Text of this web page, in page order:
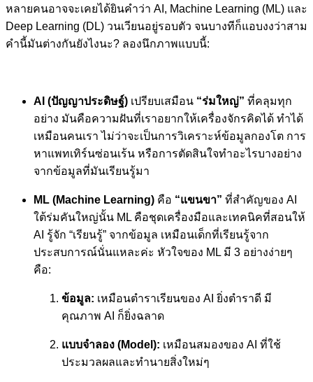
หลายคนอาจจะเคยได้ยินคำว่า AI, Machine Learning (ML) และ
Deep Learning (DL) วนเวียนอยู่รอบตัว จนบางทีก็แอบงงว่าสาม
คำนี้มันต่างกันยังไงนะ? ลองนึกภาพแบบนี้:
AI (ปัญญาประดิษฐ์) เปรียบเสมือน “ร่มใหญ่” ที่คลุมทุก
อย่าง มันคือความฝันที่เราอยากให้เครื่องจักรคิดได้ ทำได้
เหมือนคนเรา ไม่ว่าจะเป็นการวิเคราะห์ข้อมูลกองโต การ
หาแพทเทิร์นซ่อนเร้น หรือการตัดสินใจทำอะไรบางอย่าง
จากข้อมูลที่มันเรียนรู้มา
ML (Machine Learning) คือ “แขนขา” ที่สำคัญของ AI
ใต้ร่มคันใหญ่นั้น ML คือชุดเครื่องมือและเทคนิคที่สอนให้
AI รู้จัก “เรียนรู้” จากข้อมูล เหมือนเด็กที่เรียนรู้จาก
ประสบการณ์นั่นแหละค่ะ หัวใจของ ML มี 3 อย่างง่ายๆ
คือ:
ข้อมูล: เหมือนตำราเรียนของ AI ยิ่งตำราดี มี
คุณภาพ AI ก็ยิ่งฉลาด
แบบจำลอง (Model): เหมือนสมองของ AI ที่ใช้
ประมวลผลและทำนายสิ่งใหม่ๆ